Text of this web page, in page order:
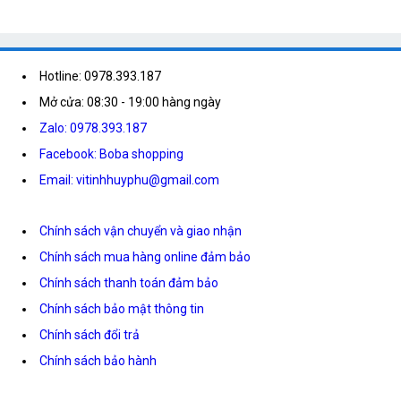
Hotline: 0978.393.187
Mở cửa: 08:30 - 19:00 hàng ngày
Zalo: 0978.393.187
Facebook: Boba shopping
Email: vitinhhuyphu@gmail.com
Chính sách vận chuyển và giao nhận
Chính sách mua hàng online đảm bảo
Chính sách thanh toán đảm bảo
Chính sách bảo mật thông tin
Chính sách đổi trả
Chính sách bảo hành